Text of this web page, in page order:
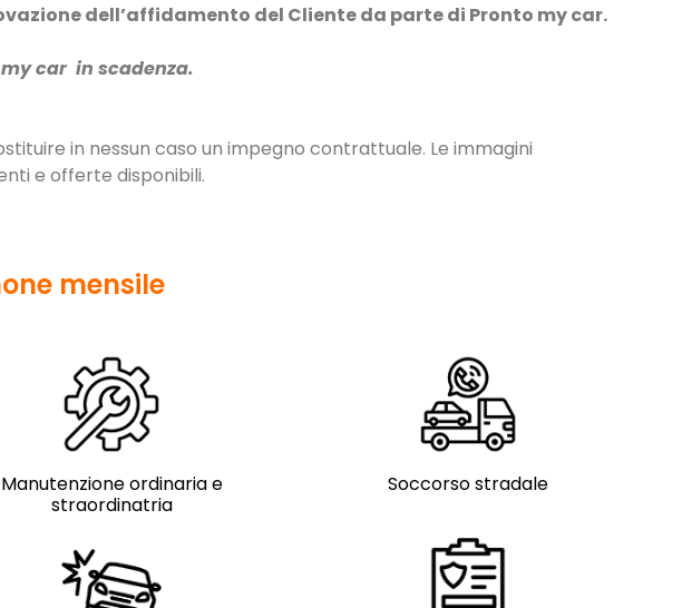
dell’affidamento del Cliente da parte di Pronto my car.
car in scadenza.
in nessun caso un impegno contrattuale. Le immagini
e offerte disponibili.
mensile
Manutenzione ordinaria e
straordinatria
Soccorso stradale